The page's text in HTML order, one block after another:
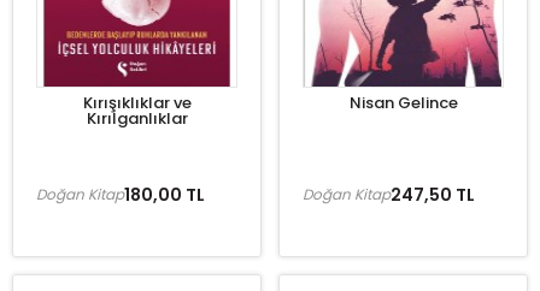
Kırışıklıklar ve
Kırılganlıklar
180,00 TL
Doğan Kitap
Nisan Gelince
247,50 TL
Doğan Kitap